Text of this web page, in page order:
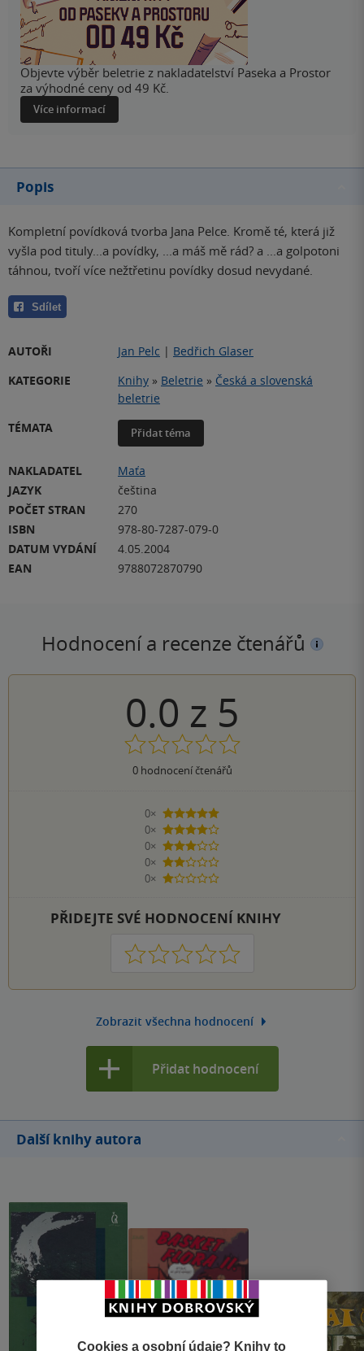
Objevte výběr beletrie z nakladatelství Paseka a Prostor
za výhodné ceny od 49 Kč.
Více informací
Popis
Kompletní povídková tvorba Jana Pelce. Kromě té, která již
vyšla pod tituly...a povídky, ...a máš mě rád? a ...a golpotoni
táhnou, tvoří více nežtřetinu povídky dosud nevydané.
Sdílet
AUTOŘI Jan Pelc | Bedřich Glaser
KATEGORIE
Knihy » Beletrie » Česká a slovenská
beletrie
TÉMATA
Přidat téma
NAKLADATEL
Maťa
JAZYK
čeština
POČET STRAN
270
ISBN
978-80-7287-079-0
DATUM VYDÁNÍ
4.05.2004
EAN
9788072870790
Hodnocení a recenze čtenářů
0.0 z 5
0hodnocení čtenářů
0×
5 hvězdiček
0×
4 hvězdičky
0×
3 hvězdičky
0×
2 hvězdičky
0×
1 hvezdička
PŘIDEJTE SVÉ HODNOCENÍ KNIHY
1 2 3 4 5
Zobrazit všechna hodnocení
Přidat hodnocení
Další knihy autora
Cookies a osobní údaje? Knihy to